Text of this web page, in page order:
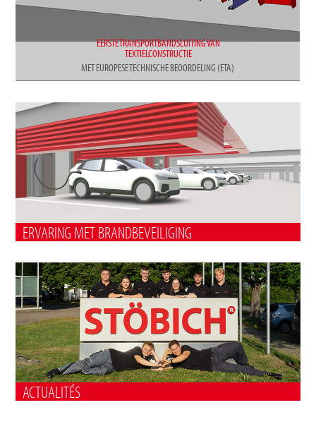
EERSTE TRANSPORTBANDSLUITING VAN
TEXTIELCONSTRUCTIE
MET EUROPESE TECHNISCHE BEOORDELING (ETA)
ERVARING MET BRANDBEVEILIGING
ACTUALITÉS